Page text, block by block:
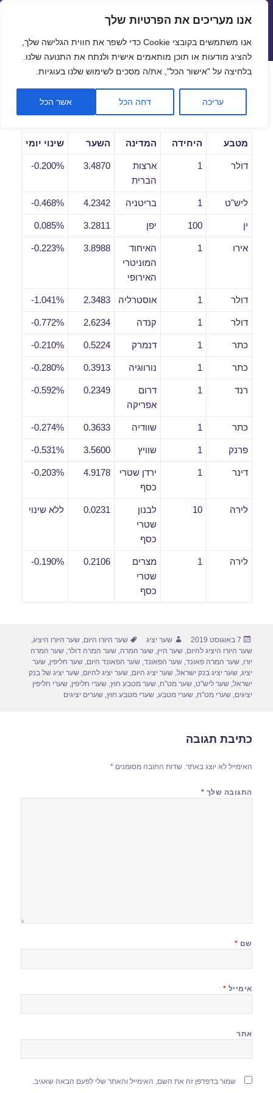
פתח
אנו מעריכים את הפרטיות שלך
אנו משתמשים בקובצי Cookie כדי לשפר את חווית הגלישה שלך,
להציג מודעות או תוכן מותאמים אישית ולנתח את התנועה שלנו.
בלחיצה על "אישור הכל", את/ה מסכים לשימוש שלנו בעוגיות.
עריכה דחה הכל אשר הכל
שערי חליפין יציגים – שער יציג
תפריטים
ווידג'טים
שערי חליפין יומיים לתאריך
07/08/2019
מטבע היחידה המדינה השער שינוי יומי
דולר 1
ארצות
הברית
3.4870
0.200%-
ליש"ט 1 בריטניה 4.2342
0.468%-
ין 100 יפן 3.2811
0.085%
אירו 1
האיחוד
המוניטרי
האירופי
3.8988
0.223%-
דולר 1 אוסטרליה 2.3483
1.041%-
דולר 1 קנדה 2.6234
0.772%-
כתר 1 דנמרק 0.5224
0.210%-
כתר 1 נורווגיה 0.3913
0.280%-
רנד 1
דרום
אפריקה
0.2349
0.592%-
כתר 1 שוודיה 0.3633
0.274%-
פרנק 1 שוויץ 3.5600
0.531%-
דינר 1
ירדן שטרי
כסף
4.9178
0.203%-
לירה 10
לבנון
שטרי
כסף
0.0231 ללא שינוי
לירה 1
מצרים
שטרי
כסף
0.2106
0.190%-
פורסם
בתאריך
7 באוגוסט 2019 מחבר
שער יציג תגיות
שער היורו היום,שער היורו היציג,
שער היורו היציג להיום,שער היין,שער המרה,שער המרה דולר,שער המרה
יורו,שער המרה פאונד,שער הפאונד,שער הפאונד היום,שער חליפין,שער
יציג,שער יציג בנק ישראל,שער יציג היום,שער יציג להיום,שער יציג של בנק
ישראל,שער ליש"ט,שער מט"ח,שער מטבע חוץ,שערי חליפין,שערי חליפין
יציגים,שערי מט"ח,שערי מטבע,שערי מטבע חוץ,שערים יציגים
כתיבת תגובה
האימייל לא יוצג באתר. שדות החובה מסומנים*
התגובה שלך *
שם *
אימייל *
אתר
שמור בדפדפן זה את השם, האימייל והאתר שלי לפעם הבאה שאגיב.